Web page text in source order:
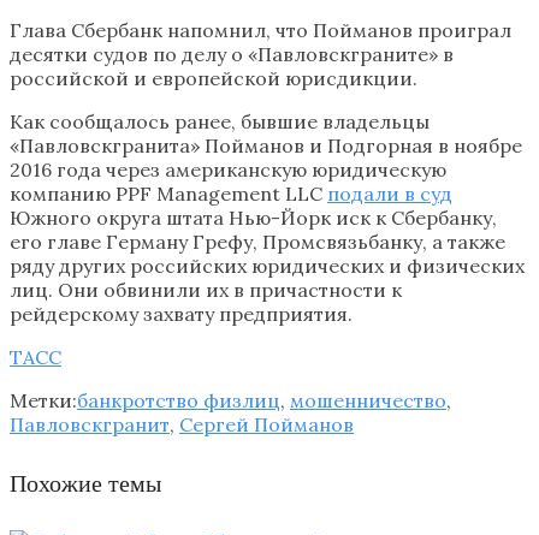
Глава Сбербанк напомнил, что Пойманов проиграл
десятки судов по делу о «Павловскграните» в
российской и европейской юрисдикции.
Как сообщалось ранее, бывшие владельцы
«Павловскгранита» Пойманов и Подгорная в ноябре
2016 года через американскую юридическую
компанию PPF Management LLC подали в суд
Южного округа штата Нью-Йорк иск к Сбербанку,
его главе Герману Грефу, Промсвязьбанку, а также
ряду других российских юридических и физических
лиц. Они обвинили их в причастности к
рейдерскому захвату предприятия.
ТАСС
Метки:банкротство физлиц, мошенничество,
Павловскгранит, Сергей Пойманов
Похожие темы